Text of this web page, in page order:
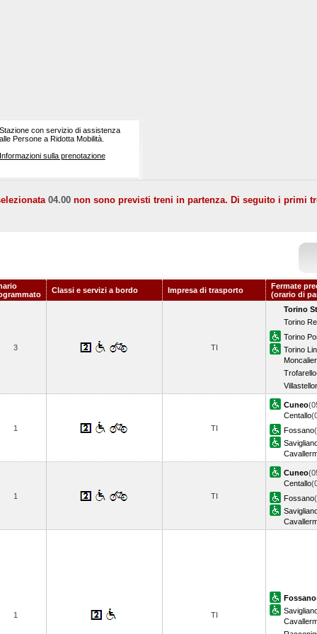
con servizio di assistenza
Persone a Ridotta Mobilità.
sulla prenotazione
04.00 non sono previsti treni in partenza. Di seguito i primi
Classi e servizi a bordo Impresa di trasporto
Fermate
(orario di
3 TI
Torino
Torino
Torino
Torino
Trofarello
1 TI
Cuneo
Centallo
Fossano
1 TI
Cuneo
Centallo
Fossano
1 TI
Fossano